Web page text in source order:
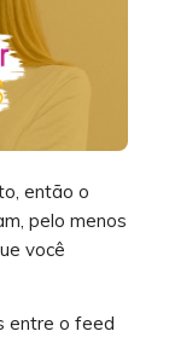
então o
pelo menos
você
entre o feed